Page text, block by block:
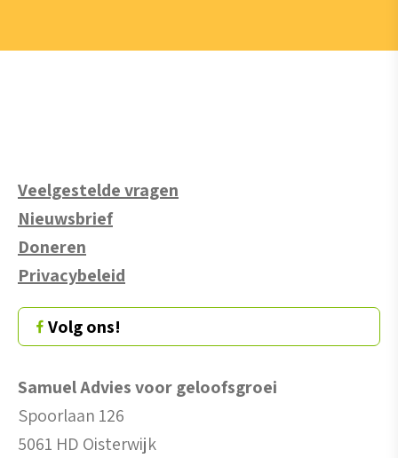
Veelgestelde vragen
Nieuwsbrief
Doneren
Privacybeleid
Volg ons!
Samuel Advies voor geloofsgroei
Spoorlaan 126
5061 HD Oisterwijk